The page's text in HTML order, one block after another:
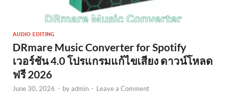
AUDIO EDITING
DRmare Music Converter for Spotify
เวอร์ชัน 4.0 โปรแกรมแก้ไขเสียง ดาวน์โหลด
ฟรี 2026
June 30, 2026 - byadmin - Leave a Comment